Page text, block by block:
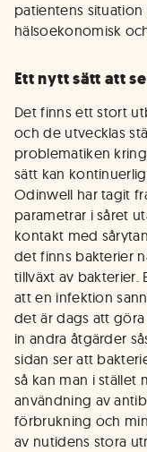
patientens
hälsoekonomisk
Ett nytt sätt att
Det finns ett stort
och de utvecklas
problematiken
sätt kan
Odinwell har tagit
parametrar i såret
kontakt med
det finns bakterier
tillväxt av bakterier.
att en infektion
det är dags att
in andra åtgärder
sidan ser att
så kan man i stället
användning av
förbrukning och
av nutidens stora